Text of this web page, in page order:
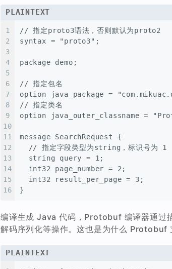
PLAINTEXT
1
2
3
4
5
6
7
8
9
10
11
12
13
14
15
16
// 指定proto3语法，否则默认为proto2
syntax = "proto3";
package demo;
// 指定包名
option java_package =
// 指定类名
option java_outer_classname =
message SearchRequest {
  // 指定字段类型为string，标识号为 1
  string query = 1;
  int32 page_number = 2;
  int32 result_per_page = 3;
}
编译生成 Java 代码，Protobuf 编译器通过
解码序列化等操作。这也是为什么 Protobuf
PLAINTEXT